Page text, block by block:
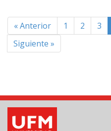
« Anterior 1 2 3
Siguiente »